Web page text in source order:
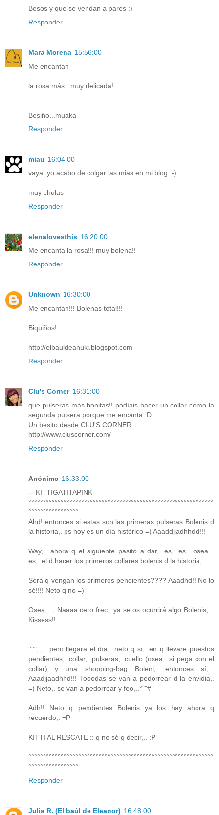
Besos y que se vendan a pares :)
Responder
Mara Morena 15:56:00
Me encantan
la rosa más...muy delicada!
Besiño...muaka
Responder
miau 16:04:00
vaya, yo acabo de colgar las mias en mi blog :-)
muy chulas
Responder
elenalovesthis 16:20:00
Me encanta la rosa!!! muy bolena!!
Responder
Unknown 16:30:00
Me encantan!!! Bolenas total!!!
Biquiños!
http://elbauldeanuki.blogspot.com
Responder
Clu's Corner 16:31:00
que pulseras más bonitas!! podíais hacer un collar como la
segunda pulsera porque me encanta :D
Un besito desde CLU'S CORNER
http://www.cluscorner.com/
Responder
Anónimo 16:33:00
---KITTIGATITAPINK--
°°°°°°°°°°°°°°°°°°°°°°°°°°°°°°°°°°°°°°°°°°°°°°°°°°°°°°°°°°°°°°°
°°°°°°°°°°°°°°°°°
Ahd! entonces si estas son las primeras pulseras Bolenis d
la historia,. ps hoy es un día histórico =) Aaaddjjadhhdd!!!
Way,.. ahora q el siguiente pasito a dar,. es,. es,. osea...
es,. el d hacer los primeros collares bolenis d la historia,.
Será q vengan los primeros pendientes???? Aaadhd!! No lo
sé!!!! Neto q no =)
Osea,..., Naaaa cero frec,..ya se os ocurrirá algo Bolenis,...
Kissess!!
°°",.,.. pero llegará el día,. neto q sí,. en q llevaré puestos
pendientes,. collar,. pulseras,. cuello (osea,. si pega con el
collar) y una shopping-bag Boleni,. entonces sí,...
Aaadjjaadhhd!!! Tooodas se van a pedorrear d la envidia,.
=) Neto,. se van a pedorrear y feo,..°""#
Adh!! Neto q pendientes Bolenis ya los hay ahora q
recuerdo,. =P
KITTI AL RESCATE :: q no sé q decir,.. :P
°°°°°°°°°°°°°°°°°°°°°°°°°°°°°°°°°°°°°°°°°°°°°°°°°°°°°°°°°°°°°°°
°°°°°°°°°°°°°°°°°
Responder
Julia R. (El baúl de Eleanor) 16:48:00